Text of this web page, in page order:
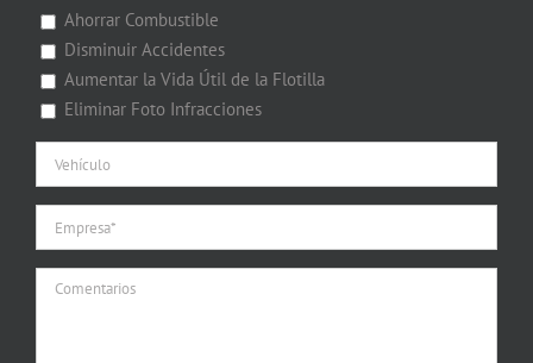
Ahorrar Combustible
Disminuir Accidentes
Aumentar la Vida Útil de la Flotilla
Eliminar Foto Infracciones